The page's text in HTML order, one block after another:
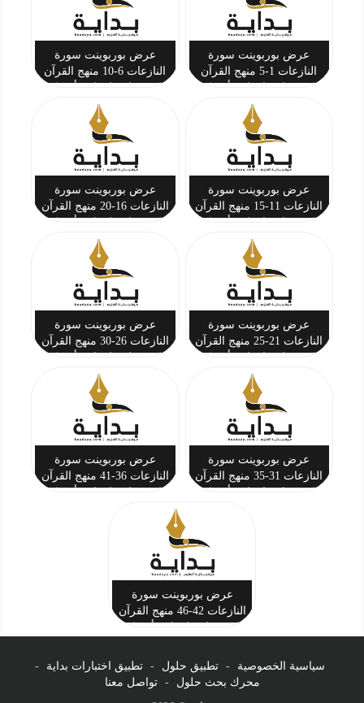
عرض بوربوينت سورة
النازعات 1-5 منهج القرآن
بن أحمد المحيسن
عرض بوربوينت سورة
النازعات 6-10 منهج القرآن
بن أحمد المحيسن
عرض بوربوينت سورة
النازعات 11-15 منهج القرآن
بن أحمد المحيسن
عرض بوربوينت سورة
النازعات 16-20 منهج القرآن
بن أحمد المحيسن
عرض بوربوينت سورة
النازعات 21-25 منهج القرآن
بن أحمد المحيسن
عرض بوربوينت سورة
النازعات 26-30 منهج القرآن
بن أحمد المحيسن
عرض بوربوينت سورة
النازعات 31-35 منهج القرآن
عرض بوربوينت سورة
النازعات 36-41 منهج القرآن
عرض بوربوينت سورة
النازعات 42-46 منهج القرآن
سياسية الخصوصية
- تطبيق حلول - تطبيق اختبارات بداية
-
محرك بحث حلول
-
تواصل معنا